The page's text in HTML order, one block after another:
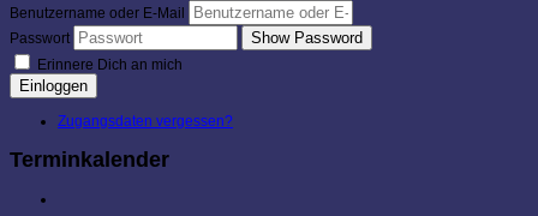
Benutzername oder E-Mail
Passwort
Show Password
Erinnere Dich an mich
Einloggen
Zugangsdaten vergessen?
Terminkalender